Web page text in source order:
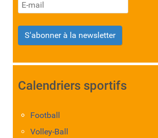
S'abonner à la newsletter
Calendriers sportifs
Football
Volley-Ball